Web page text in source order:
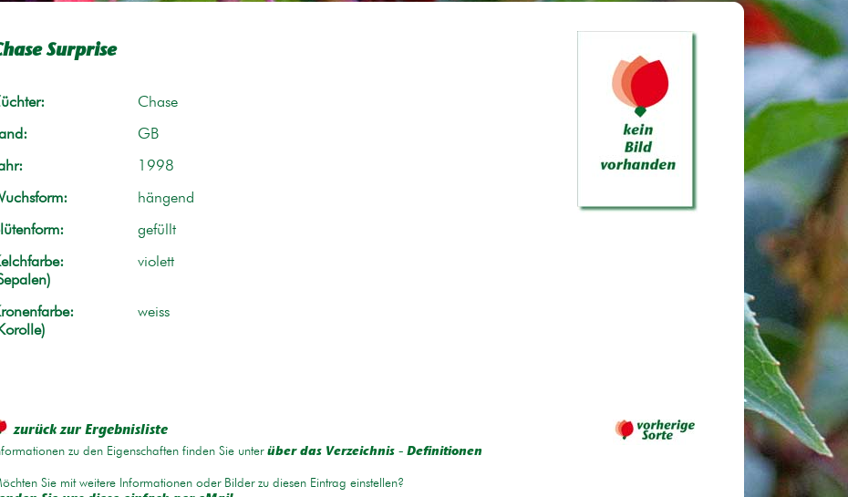
Surprise
Chase
GB
1998
hängend
gefüllt
violett
weiss
zurück zur Ergebnisliste
zu den Eigenschaften finden Sie unter über das Verzeichnis - Definitionen
Sie mit weitere Informationen oder Bilder zu diesen Eintrag einstellen?